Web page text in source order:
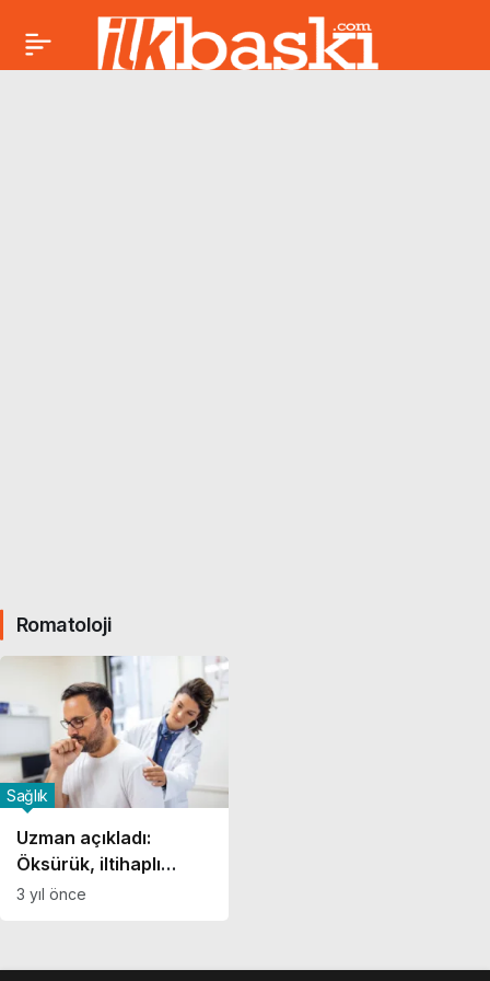
Romatoloji
Uzman açıkladı:
Öksürük, iltihaplı
romatizmanın
Sağlık
3 yıl önce